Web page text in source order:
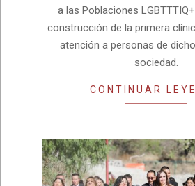
a las Poblaciones
construcción de la primera
atención a personas de
sociedad.
CONTINUAR